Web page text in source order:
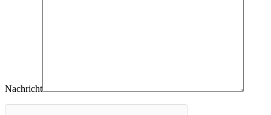
Nachricht